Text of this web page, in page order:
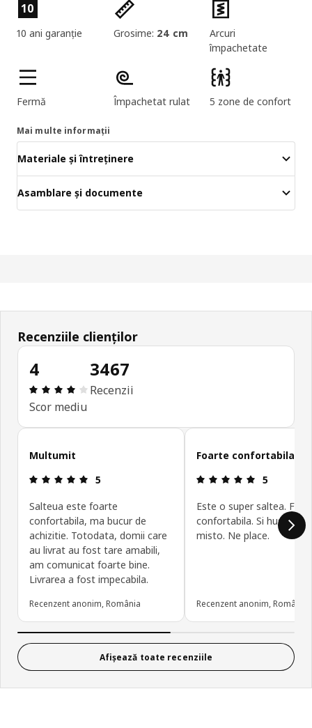
Caracteristicile produselor
10
10 ani garanție Grosime: 24 cm
Arcuri
împachetate
Fermă Împachetat rulat 5 zone de confort
Mai multe informații
Materiale și întreținere
Asamblare și documente
Recenziile clienților
4
Prezentare generală: 4 din 5 stele Total recenzii:
Scor mediu
3467
Recenzii
Omite recenziile clienților
Multumit
Prezentare generală: 5 din 5 stele
5
Salteua este foarte
confortabila, ma bucur de
achizitie. Totodata, domii care
au livrat au fost tare amabili,
am comunicat foarte bine.
Livrarea a fost impecabila.
Recenzent anonim, România
Foarte confortabila
5
Este o super saltea.
confortabila. Si husa se
misto. Ne place.
Recenzent anonim, România
Afișează toate recenziile